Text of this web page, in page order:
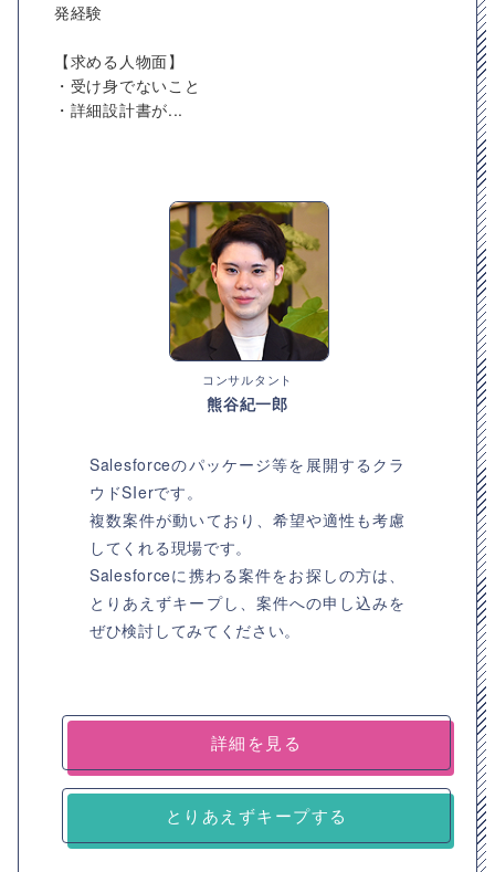
発経験
【求める人物面】
・受け身でないこと
・詳細設計書が...
コンサルタント
熊谷紀一郎
Salesforceのパッケージ等を展開するクラ
ウドSIerです。
複数案件が動いており、希望や適性も考慮
してくれる現場です。
Salesforceに携わる案件をお探しの方は、
とりあえずキープし、案件への申し込みを
ぜひ検討してみてください。
詳細を見る
とりあえずキープする